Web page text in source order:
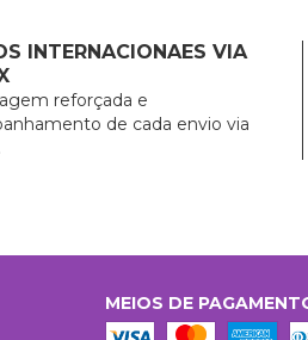
INTERNACIONAES VIA
reforçada e
de cada envio via
MEIOS DE